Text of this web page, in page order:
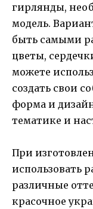
гирлянды,
модель.
быть самыми
цветы,
можете
создать свои
форма и
тематике и
При
использовать
различные
красочное